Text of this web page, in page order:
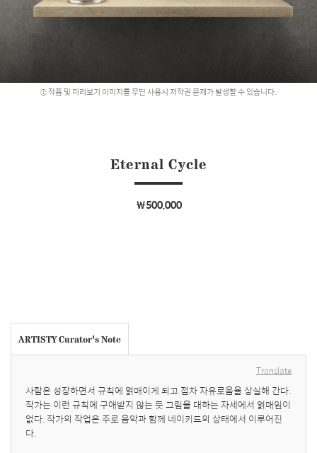
작품 및 미리보기 이미지를 무단 사용시 저작권 문제가 발생할 수 있습니다.
Eternal Cycle
￦500,000
ARTISTY Curator's Note
Translate
사람은 성장하면서 규칙에 얽매이게 되고 점차 자유로움을 상실해 간다.
작가는 이런 규칙에 구애받지 않는 듯 그림을 대하는 자세에서 얽매임이
없다. 작가의 작업은 주로 음악과 함께 네이키드의 상태에서 이루어진
다.